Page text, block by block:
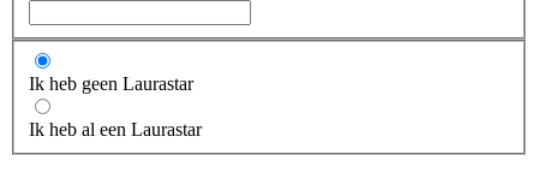
Ik heb geen Laurastar
Ik heb al een Laurastar